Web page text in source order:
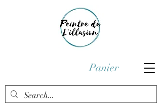
Panier